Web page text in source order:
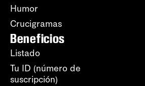
Humor
Crucigramas
Beneficios
Listado
Tu ID (número de
suscripción)